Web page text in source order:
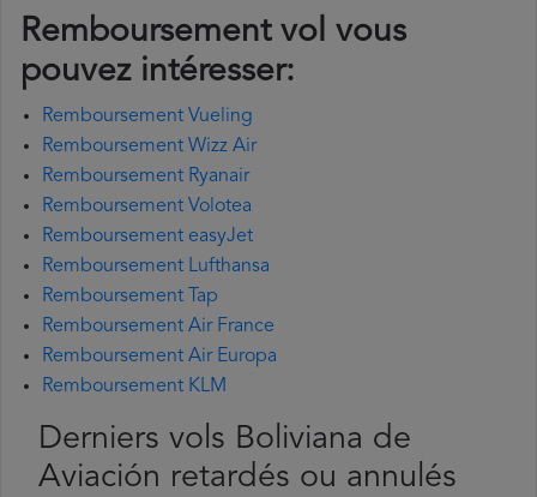
Remboursement vol vous
pouvez intéresser:
Remboursement Vueling
Remboursement Wizz Air
Remboursement Ryanair
Remboursement Volotea
Remboursement easyJet
Remboursement Lufthansa
Remboursement Tap
Remboursement Air France
Remboursement Air Europa
Remboursement KLM
Derniers vols Boliviana de
Aviación retardés ou annulés